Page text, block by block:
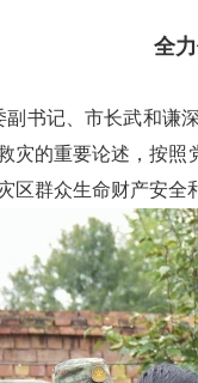
全
副书记、市长武和谦
灾的重要论述，按
区群众生命财产安全